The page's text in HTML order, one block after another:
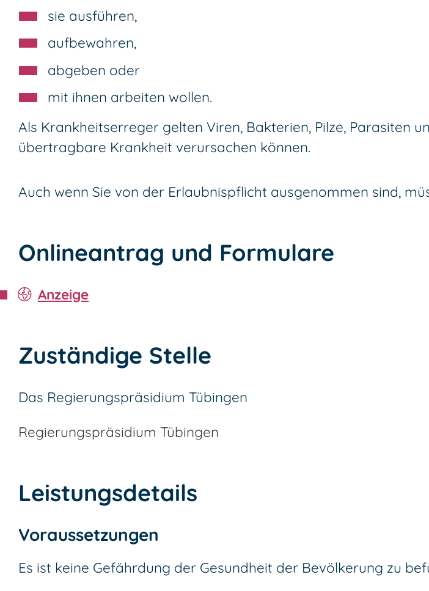
sie ausführen,
aufbewahren,
abgeben oder
mit ihnen arbeiten wollen.
Als Krankheitserreger gelten Viren, Bakterien, Pilze, Parasiten
übertragbare Krankheit verursachen können.
Auch wenn Sie von der Erlaubnispflicht ausgenommen sind,
Onlineantrag und Formulare
Anzeige
Zuständige Stelle
Das Regierungspräsidium Tübingen
Regierungspräsidium Tübingen
Leistungsdetails
Voraussetzungen
Es ist keine Gefährdung der Gesundheit der Bevölkerung zu